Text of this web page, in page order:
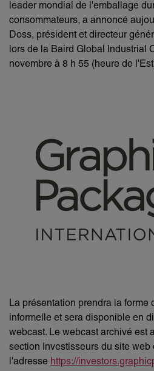
leader mondial de l'emballage
consommateurs, a annoncé
Doss, président et directeur
lors de la Baird Global Industrial
novembre à 8 h 55 (heure de
La présentation prendra la forme
informelle et sera disponible en
webcast. Le webcast archivé est
section Investisseurs du site web
l'adresse https://